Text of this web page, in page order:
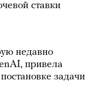
ставки
недавно
привела
задачи